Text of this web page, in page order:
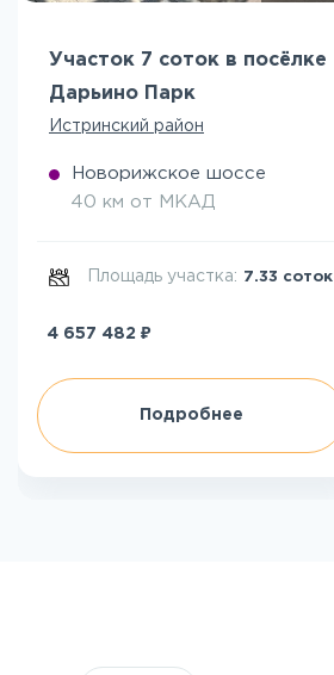
Участок 7 соток в посёлке
Дарьино Парк
Истринский район
Новорижское шоссе
40 км от МКАД
Площадь участка: 7.33 соток
4 657 482 ₽
Подробнее